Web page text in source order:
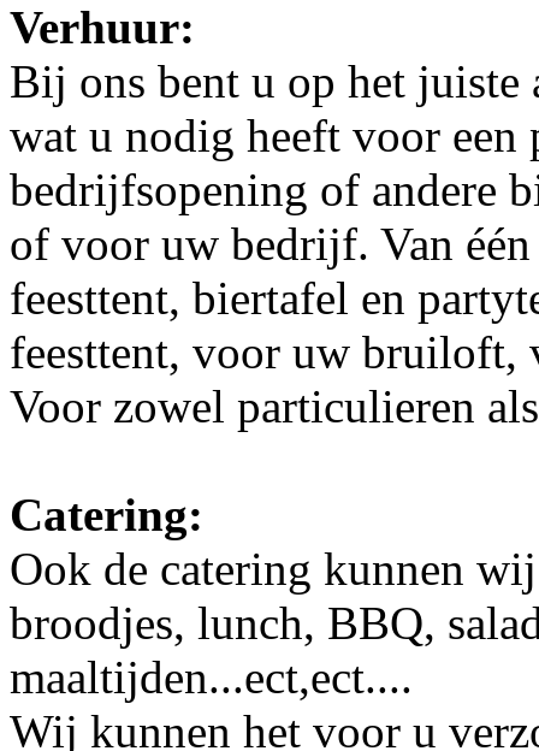
Verhuur:
Bij ons bent u op het juiste
wat u nodig heeft voor
bedrijfsopening of andere
of voor uw bedrijf. Van
feesttent, biertafel en
feesttent, voor uw bruiloft,
Voor zowel particulieren
Catering:
Ook de catering kunnen
broodjes, lunch, BBQ,
maaltijden...ect,ect....
Wij kunnen het voor u